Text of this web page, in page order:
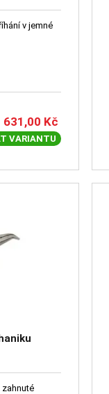
v jemné
631,00 Kč
VARIANTU
zahnuté